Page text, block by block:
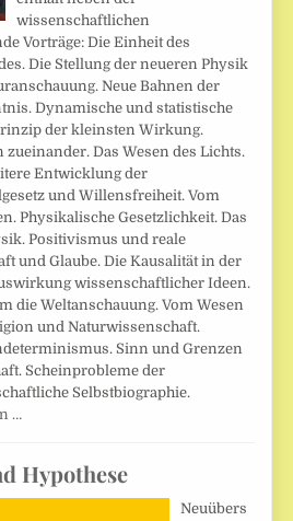
wissenschaftlichen
Vorträge: Die Einheit des
Die Stellung der neueren Physik
Neue Bahnen der
Dynamische und statistische
der kleinsten Wirkung.
Das Wesen des Lichts.
Entwicklung der
und Willensfreiheit. Vom
Physikalische Gesetzlichkeit. Das
Positivismus und reale
und Glaube. Die Kausalität in der
wissenschaftlicher Ideen.
die Weltanschauung. Vom Wesen
und Naturwissenschaft.
Sinn und Grenzen
Scheinprobleme der
Selbstbiographie.
…
Hypothese
Neuübers